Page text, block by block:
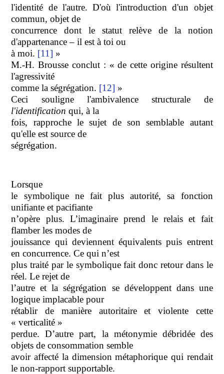
l'identité de l'autre. D'où l'introduction d'un objet
commun, objet de
concurrence dont le statut relève de la notion
d'appartenance – il est à toi ou
à moi. [11] »
M.-H. Brousse conclut : « de cette origine résultent
l'agressivité
comme la ségrégation. [12] »
Ceci souligne l'ambivalence structurale de
l'identification qui, à la
fois, rapproche le sujet de son semblable autant
qu'elle est source de
ségrégation.
Lorsque
le symbolique ne fait plus autorité, sa fonction
unifiante et pacifiante
n’opère plus. L’imaginaire prend le relais et fait
flamber les modes de
jouissance qui deviennent équivalents puis entrent
en concurrence. Ce qui n’est
plus traité par le symbolique fait donc retour dans le
réel. Le rejet de
l’autre et la ségrégation se développent dans une
logique implacable pour
rétablir de manière autoritaire et violente cette
« verticalité »
perdue. D’autre part, la métonymie débridée des
objets de consommation semble
avoir affecté la dimension métaphorique qui rendait
le non-rapport supportable.